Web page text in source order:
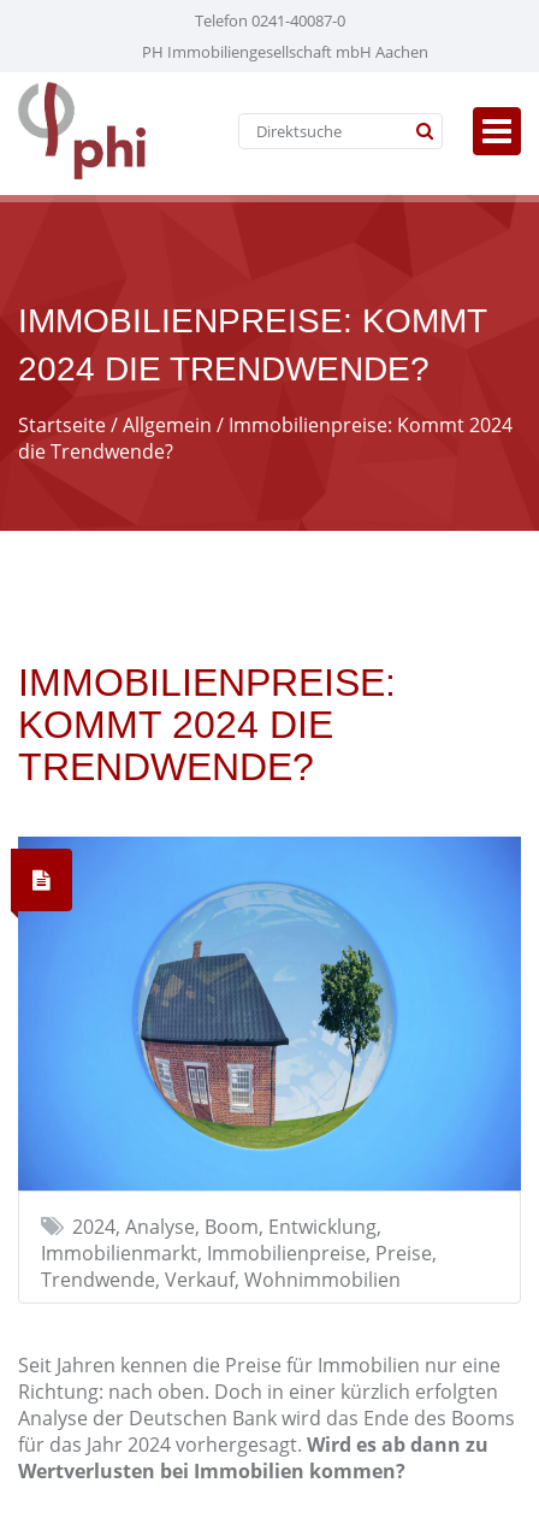
Telefon 0241-40087-0
PH Immobiliengesellschaft mbH Aachen
IMMOBILIENPREISE: KOMMT
2024 DIE TRENDWENDE?
Startseite/Allgemein / Immobilienpreise: Kommt 2024
die Trendwende?
IMMOBILIENPREISE:
KOMMT 2024 DIE
TRENDWENDE?
2024, Analyse, Boom, Entwicklung,
Immobilienmarkt, Immobilienpreise, Preise,
Trendwende, Verkauf, Wohnimmobilien
Seit Jahren kennen die Preise für Immobilien nur eine
Richtung: nach oben. Doch in einer kürzlich erfolgten
Analyse der Deutschen Bank wird das Ende des Booms
für das Jahr 2024 vorhergesagt. Wird es ab dann zu
Wertverlusten bei Immobilien kommen?